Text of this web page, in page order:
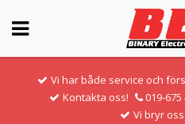
Vi har både service och
Kontakta oss!
019-675
Vi bryr